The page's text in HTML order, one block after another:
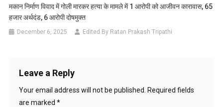
मकान निर्माण विवाद में गोली मारकर हत्या के मामले में 1 आरोपी को आजीवन कारावास, 65
हजार अर्थदंड, 6 आरोपी दोषमुक्त
December 6, 2025 Edited By Ratan Prakash Tripathi
Leave a Reply
Your email address will not be published.
Required fields
are marked *